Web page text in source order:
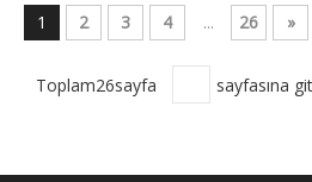
1 2 3 4 ... 26 »
Toplam26sayfa sayfasına git